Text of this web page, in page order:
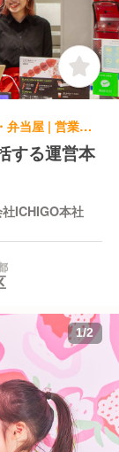
パティスリー・ケーキ屋, テイクアウト・惣菜・弁当屋 | 営業管理職・経営幹部 | GOOD IDEA COMPANY株式会社 株式会社ICHIGO本社
する運営本
ICHIGO本社
1/2